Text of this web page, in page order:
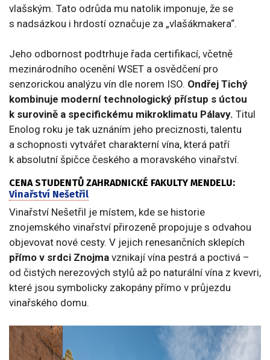
vlašským. Tato odrůda mu natolik imponuje, že se
s nadsázkou i hrdostí označuje za „vlašákmakera“.
Jeho odbornost podtrhuje řada certifikací, včetně
mezinárodního ocenění WSET a osvědčení pro
senzorickou analýzu vín dle norem ISO. Ondřej Tichý
kombinuje moderní technologický přístup s úctou
k surovině a specifickému mikroklimatu Pálavy. Titul
Enolog roku je tak uznáním jeho preciznosti, talentu
a schopnosti vytvářet charakterní vína, která patří
k absolutní špičce českého a moravského vinařství.
CENA STUDENTŮ ZAHRADNICKÉ FAKULTY MENDELU:
Vinařství Nešetřil
Vinařství Nešetřil je místem, kde se historie
znojemského vinařství přirozeně propojuje s odvahou
objevovat nové cesty. V jejich renesančních sklepích
přímo v srdci Znojma vznikají vína pestrá a poctivá –
od čistých nerezových stylů až po naturální vína z kvevri,
které jsou symbolicky zakopány přímo v průjezdu
vinařského domu.